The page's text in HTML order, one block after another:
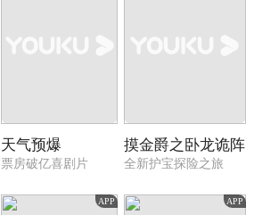
天气预爆
票房破亿喜剧片
摸金爵之卧龙诡阵
全新护宝探险之旅
APP APP